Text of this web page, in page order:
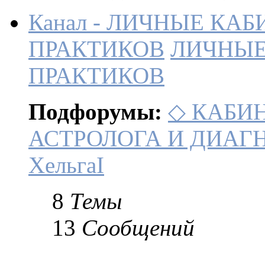
Канал - ЛИЧНЫЕ
ПРАКТИКОВ
ПРАКТИКОВ
Подфорумы: ◇
АСТРОЛОГА И
ХельгаI
8 Темы
13 Сообщений